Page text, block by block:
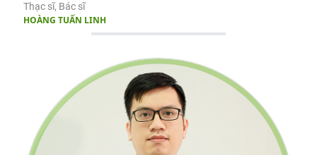
Thạc sĩ, Bác sĩ
HOÀNG TUẤN LINH